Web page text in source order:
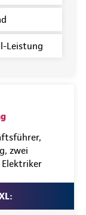
Leistung
zwei